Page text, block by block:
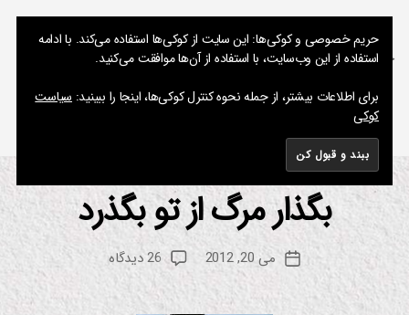
جستجو
نوشته های پراکنده یک مسعود
دسته‌هاس
م
ف
بگذار مرگ از تو بگذرد
نویسنده
نوشته
از
م
س
ع
د
تاریخ
می 20, 2012 26 دیدگاه
برای
حریم خصوصی و کوکی‌ها: این سایت از کوکی‌ها استفاده می‌کند. با ادامه
استفاده از این وب‌سایت، با استفاده از آن‌ها موافقت می‌کنید.
برای اطلاعات بیشتر، از جمله نحوه کنترل کوکی‌ها، اینجا را ببینید: سیاست
کوکی